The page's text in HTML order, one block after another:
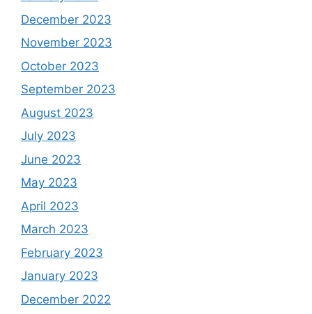
December 2023
November 2023
October 2023
September 2023
August 2023
July 2023
June 2023
May 2023
April 2023
March 2023
February 2023
January 2023
December 2022